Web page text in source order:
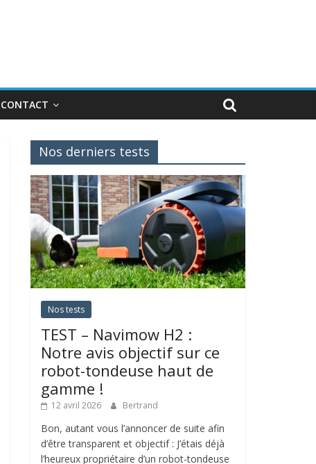
CONTACT
Nos derniers tests
Nos tests
TEST – Navimow H2 :
Notre avis objectif sur ce
robot-tondeuse haut de
gamme !
12 avril 2026 Bertrand
Bon, autant vous l’annoncer de suite afin
d’être transparent et objectif : J’étais déjà
l’heureux propriétaire d’un robot-tondeuse